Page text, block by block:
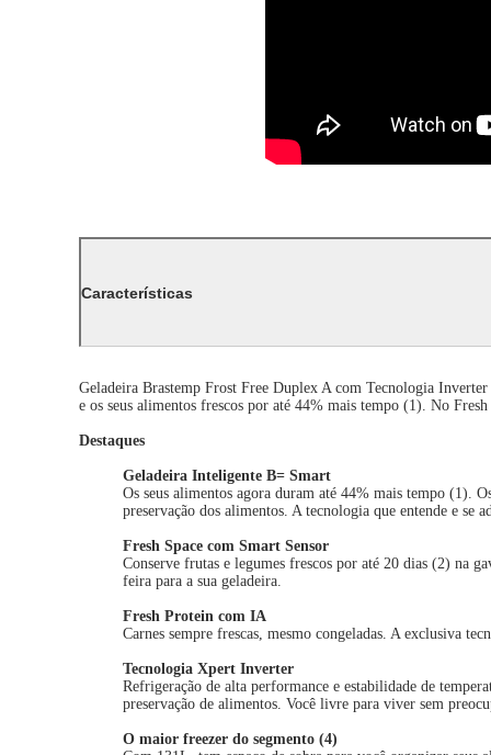
Características
Geladeira Brastemp Frost Free Duplex A com Tecnologia
e os seus alimentos frescos por até 44% mais tempo (1). No
Destaques
Geladeira Inteligente B= Smart
Os seus alimentos agora duram até 44% mais tempo (1).
preservação dos alimentos. A tecnologia que entende e se
Fresh Space com Smart Sensor
Conserve frutas e legumes frescos por até 20 dias (2) na
feira para a sua geladeira.
Fresh Protein com IA
Carnes sempre frescas, mesmo congeladas. A exclusiva
Tecnologia Xpert Inverter
Refrigeração de alta performance e estabilidade de
preservação de alimentos. Você livre para viver sem
O maior freezer do segmento (4)